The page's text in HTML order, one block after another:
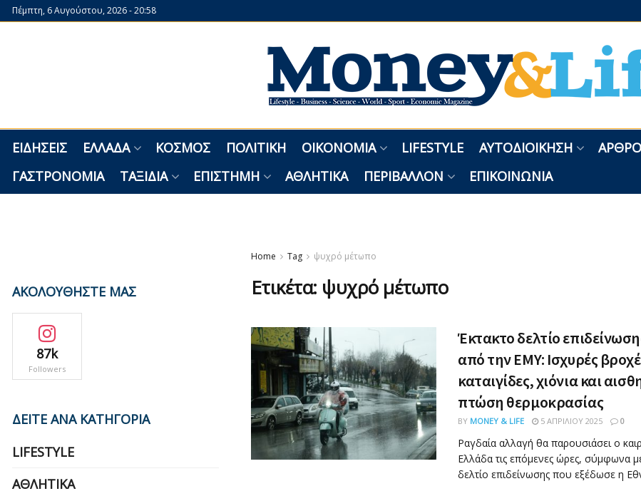
Πέμπτη, 6 Αυγούστου, 2026 - 20:58
ΕΙΔΉΣΕΙΣ ΕΛΛΆΔΑ ΚΌΣΜΟΣ ΠΟΛΙΤΙΚΉ ΟΙΚΟΝΟΜΊΑ LIFESTYLE ΑΥΤΟΔΙΟΊΚΗΣΗ
ΓΑΣΤΡΟΝΟΜΊΑ
ΤΑΞΊΔΙΑ ΕΠΙΣΤΉΜΗ ΑΘΛΗΤΙΚΆ ΠΕΡΙΒΆΛΛΟΝ ΕΠΙΚΟΙΝΩΝΊΑ
Home Tag ψυχρό μέτωπο
Ετικέτα: ψυχρό μέτωπο
Έκτακτο δελτίο
από την ΕΜΥ: Ισχυρές
καταιγίδες, χιόνια και
πτώση θερμοκρασίας
BY MONEY & LIFE 5 ΑΠΡΙΛΊΟΥ 2025 0
Ραγδαία αλλαγή θα παρουσιάσει ο
Ελλάδα τις επόμενες ώρες, σύμφωνα
δελτίο επιδείνωσης που εξέδωσε η
ΑΚΟΛΟΥΘΗΣΤΕ ΜΑΣ
87k
Followers
ΔΕΙΤΕ ΑΝΑ ΚΑΤΗΓΟΡΙΑ
LIFESTYLE
ΑΘΛΗΤΙΚΆ